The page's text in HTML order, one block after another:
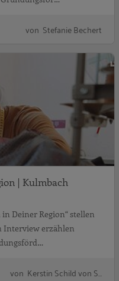
von Stefanie Bechert
| Kulmbach
Deiner Region“ stellen
Interview erzählen
von Kerstin Schild von S…